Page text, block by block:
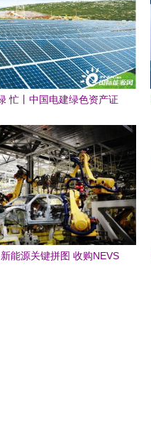
忙丨中国电建绿色资产证
能源关键拼图 收购NEVS